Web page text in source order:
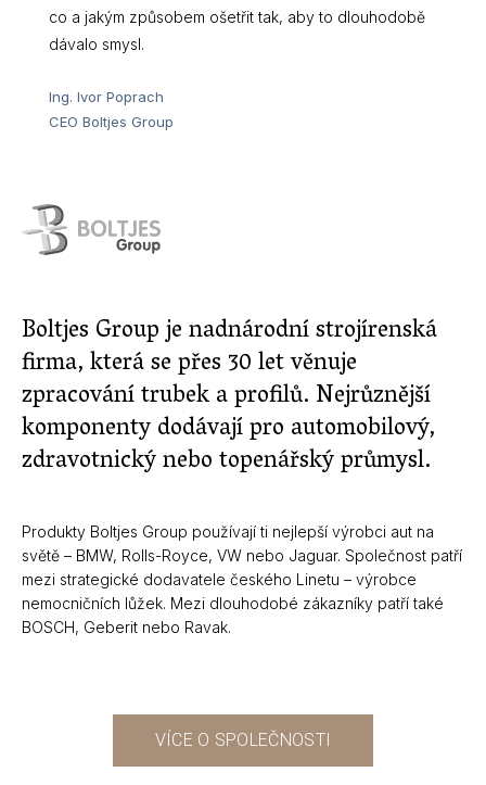
Boltjes Group je nadnárodní strojírenská
firma, která se přes 30 let věnuje
zpracování trubek a profilů. Nejrůznější
komponenty dodávají pro automobilový,
zdravotnický nebo topenářský průmysl.
Produkty Boltjes Group používají ti nejlepší výrobci aut na
světě – BMW, Rolls-Royce, VW nebo Jaguar. Společnost patří
mezi strategické dodavatele českého Linetu – výrobce
nemocničních lůžek. Mezi dlouhodobé zákazníky patří také
BOSCH, Geberit nebo Ravak.
co a jakým způsobem ošetřit tak, aby to dlouhodobě
dávalo smysl.
Ing. Ivor Poprach
CEO Boltjes Group
VÍCE O SPOLEČNOSTI